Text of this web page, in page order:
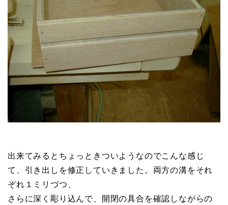
出来てみるとちょっときついようなのでこんな感じ
て、引き出しを修正していきました。両方の溝をそれ
ぞれ１ミリづつ、
さらに深く彫り込んで、開閉の具合を確認しながらの